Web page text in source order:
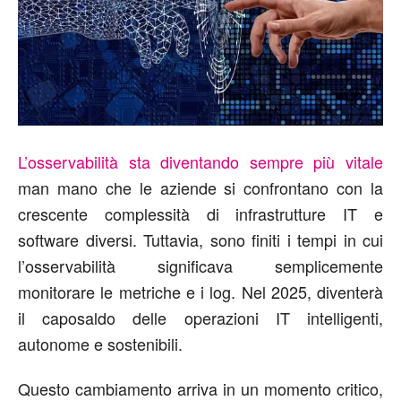
L’osservabilità sta diventando sempre più vitale
man mano che le aziende si confrontano con la
crescente complessità di infrastrutture IT e
software diversi. Tuttavia, sono finiti i tempi in cui
l’osservabilità significava semplicemente
monitorare le metriche e i log. Nel 2025, diventerà
il caposaldo delle operazioni IT intelligenti,
autonome e sostenibili.
Questo cambiamento arriva in un momento critico,